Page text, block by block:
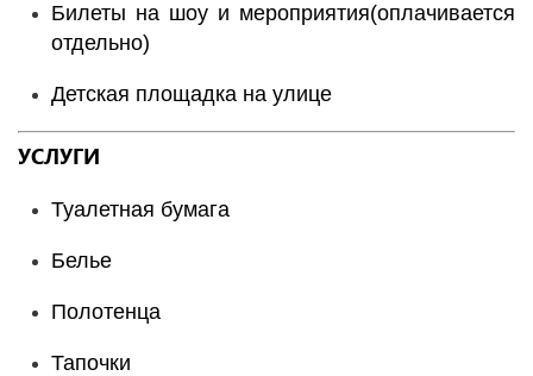
Билеты на шоу и мероприятия(оплачивается
отдельно)
Детская площадка на улице
УСЛУГИ
Туалетная бумага
Белье
Полотенца
Тапочки